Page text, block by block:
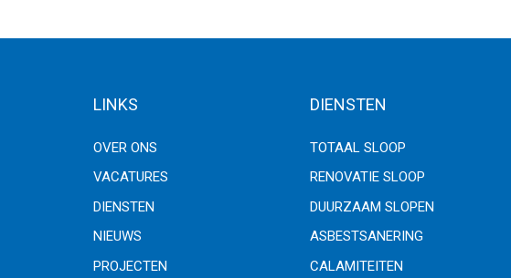
LINKS
OVER ONS
VACATURES
DIENSTEN
NIEUWS
PROJECTEN
DIENSTEN
TOTAAL SLOOP
RENOVATIE SLOOP
DUURZAAM SLOPEN
ASBESTSANERING
CALAMITEITEN